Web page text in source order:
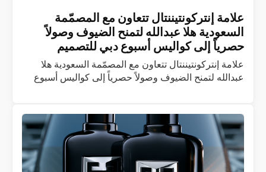
علامة إنتركونتيننتال تتعاون مع المصمّمة
السعودية هلا عبدالله لتمنح الضيوف وصولاً
حصرياً إلى كواليس أسبوع دبي للتصميم
علامة إنتركونتيننتال تتعاون مع المصمّمة السعودية هلا
عبدالله لتمنح الضيوف وصولاً حصرياً إلى كواليس أسبوع